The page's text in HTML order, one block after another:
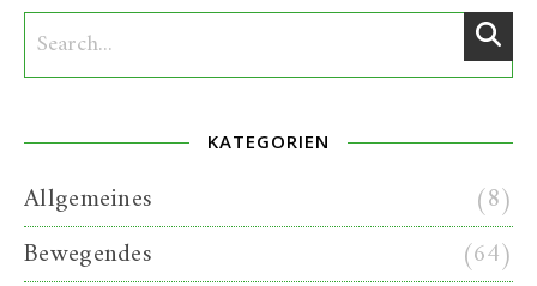
KATEGORIEN
Allgemeines
(8)
Bewegendes
(64)